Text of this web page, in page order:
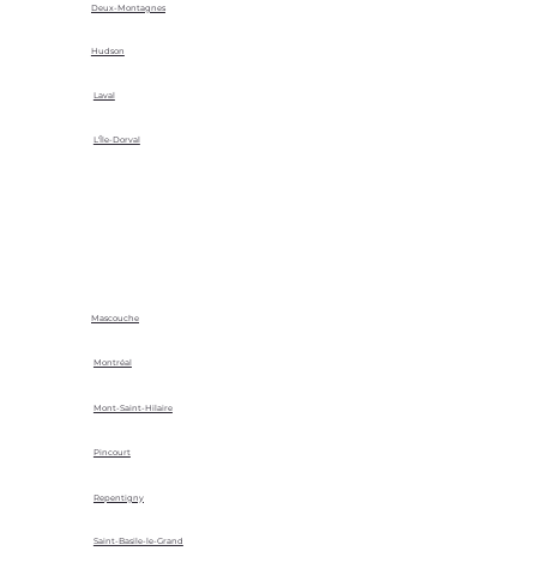
Deux-Montagnes
Hudson
Laval
L'Île-Dorval
Mascouche
Montréal
Mont-Saint-Hilaire
Pincourt
Repentigny
Saint-Basile-le-Grand